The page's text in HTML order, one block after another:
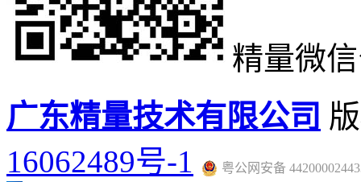
精量微
广东精量技术有限公司
16062489号-1
粤公网安备